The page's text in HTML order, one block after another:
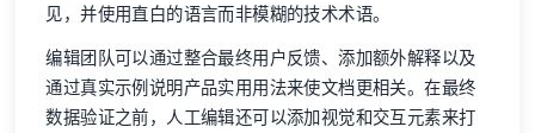
见，并使用直白的语言而非模糊的技术术语。
编辑团队可以通过整合最终用户反馈、添加额外解释以及
通过真实示例说明产品实用用法来使文档更相关。在最终
数据验证之前，人工编辑还可以添加视觉和交互元素来打